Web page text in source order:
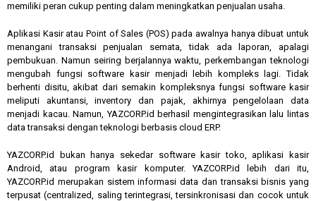
memiliki peran cukup penting dalam meningkatkan penjualan usaha.
Aplikasi Kasir atau Point of Sales (POS) pada awalnya hanya dibuat untuk
menangani transaksi penjualan semata, tidak ada laporan, apalagi
pembukuan. Namun seiring berjalannya waktu, perkembangan teknologi
mengubah fungsi software kasir menjadi lebih kompleks lagi. Tidak
berhenti disitu, akibat dari semakin kompleksnya fungsi software kasir
meliputi akuntansi, inventory dan pajak, akhirnya pengelolaan data
menjadi kacau. Namun, YAZCORP.id berhasil mengintegrasikan lalu lintas
data transaksi dengan teknologi berbasis cloud ERP.
YAZCORP.id bukan hanya sekedar software kasir toko, aplikasi kasir
Android, atau program kasir komputer. YAZCORP.id lebih dari itu,
YAZCORP.id merupakan sistem informasi data dan transaksi bisnis yang
terpusat (centralized, saling terintegrasi, tersinkronisasi dan cocok untuk